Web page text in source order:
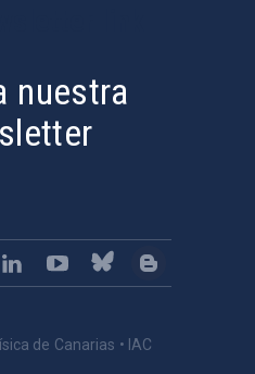
nuestra
de Canarias • IAC